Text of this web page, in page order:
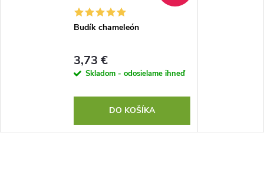
Budík chameleón
3,73 €
Skladom - odosielame ihneď
DO KOŠÍKA